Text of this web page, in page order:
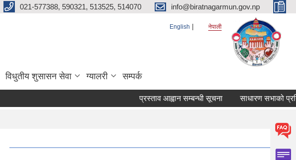
021-577388, 590321, 513525, 514070 info@biratnagarmun.gov.np
English नेपाली
विधुतीय शुसासन सेवा ग्यालरी सम्पर्क
प्रस्ताव आह्वान सम्बन्धी सूचना साधारण सभाको